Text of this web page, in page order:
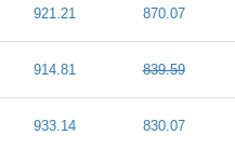
921.21 870.07
914.81 839.59
933.14 830.07